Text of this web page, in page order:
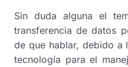
Sin duda alguna el
transferencia de datos
de que hablar, debido a
tecnología para el